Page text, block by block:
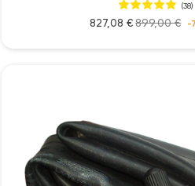
(38)
827,08 € 899,00 € -